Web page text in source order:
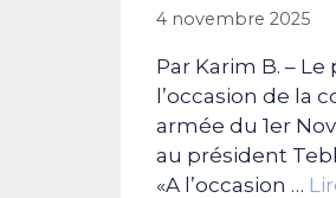
4 novembre 2025
Par Karim B. –
l’occasion de
armée du 1er
au président
«A l’occasion …